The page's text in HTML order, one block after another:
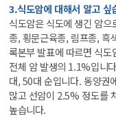
3.식도암에 대해서 알고 싶
식도암은 식도에 생긴 암
종, 횡문근육종, 림프종, 흑
록본부 발표에 따르면 식
전체 암 발생의 1.1%입니
대, 50대 순입니다. 동양권
많고 선암이 2.5% 정도를
높습니다.